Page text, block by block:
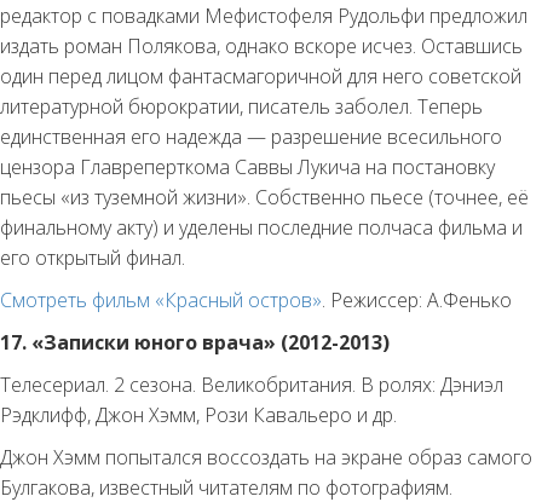
редактор с повадками Мефистофеля Рудольфи предложил
издать роман Полякова, однако вскоре исчез. Оставшись
один перед лицом фантасмагоричной для него советской
литературной бюрократии, писатель заболел. Теперь
единственная его надежда — разрешение всесильного
цензора Главреперткома Саввы Лукича на постановку
пьесы «из туземной жизни». Собственно пьесе (точнее, её
финальному акту) и уделены последние полчаса фильма и
его открытый финал.
Смотреть фильм «Красный остров». Режиссер: А.Фенько
17. «Записки юного врача» (2012-2013)
Телесериал. 2 сезона. Великобритания. В ролях: Дэниэл
Рэдклифф, Джон Хэмм, Рози Кавальеро и др.
Джон Хэмм попытался воссоздать на экране образ самого
Булгакова, известный читателям по фотографиям.